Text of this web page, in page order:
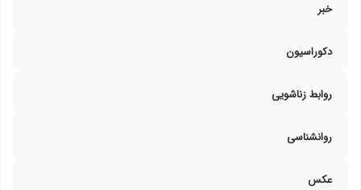
خبر
دکوراسیون
روابط زناشویی
روانشناسی
عکس